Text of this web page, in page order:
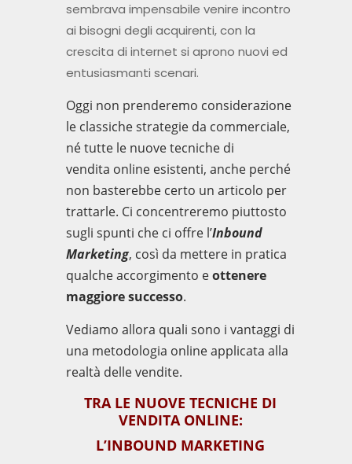
sembrava impensabile venire incontro
ai bisogni degli acquirenti, con la
crescita di internet si aprono nuovi ed
entusiasmanti scenari.
Oggi non prenderemo considerazione
leclassiche strategie da commerciale,
né tutte le nuovetecniche di
vendita online esistenti, anche perché
non basterebbe certo un articolo per
trattarle. Ci concentreremo piuttosto
sugli spunti che ci offrel’Inbound
Marketing, così da mettere in pratica
qualche accorgimento eottenere
maggiore successo.
Vediamo allora quali sono i vantaggi di
una metodologia online applicata alla
realtà delle vendite.
TRA LE NUOVE TECNICHE DI
VENDITA ONLINE:
L’INBOUND MARKETING